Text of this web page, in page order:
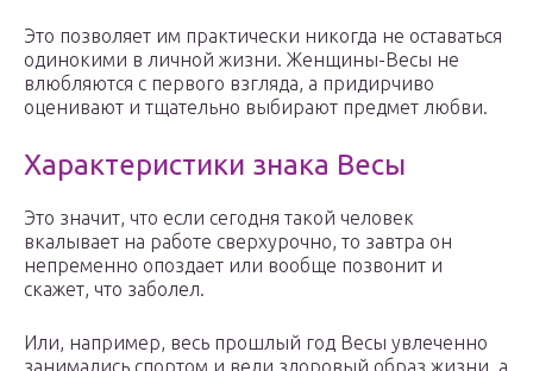
Это позволяет им практически никогда не оставаться
одинокими в личной жизни. Женщины-Весы не
влюбляются с первого взгляда, а придирчиво
оценивают и тщательно выбирают предмет любви.
Характеристики знака Весы
Это значит, что если сегодня такой человек
вкалывает на работе сверхурочно, то завтра он
непременно опоздает или вообще позвонит и
скажет, что заболел.
Или, например, весь прошлый год Весы увлеченно
занимались спортом и вели здоровый образ жизни, а